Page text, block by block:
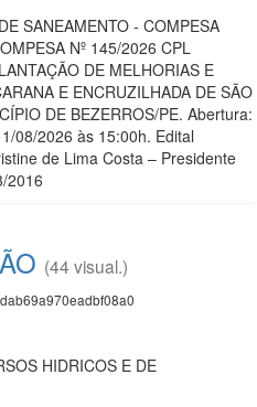
SANEAMENTO - COMPESA
Nº 145/2026 CPL
DE MELHORIAS E
E ENCRUZILHADA DE SÃO
DE BEZERROS/PE. Abertura:
08/2026 às 15:00h. Edital
de Lima Costa – Presidente
2016
(44 visual.)
HIDRICOS E DE